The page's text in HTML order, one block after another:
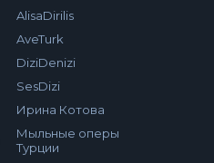
AlisaDirilis
AveTurk
DiziDenizi
SesDizi
Ирина Котова
Мыльные оперы
Турции